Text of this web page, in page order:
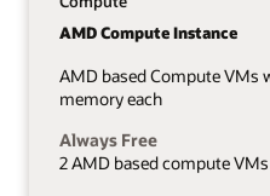
AMD Compute Instance
AMD based Compute VMs
memory each
Always Free
2 AMD based compute VMs